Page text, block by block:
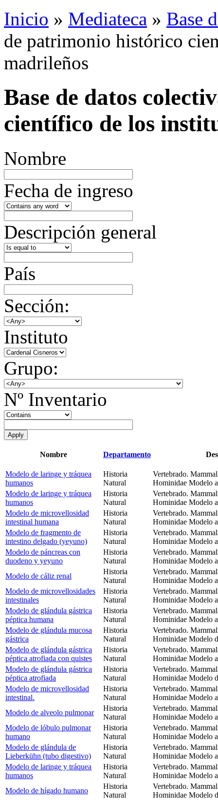
Inicio » Mediateca » Base
de patrimonio histórico
madrileños
Base de datos
científico de los
Nombre
Fecha de ingreso
Descripción general
País
Sección:
Instituto
Grupo:
Nº Inventario
Nombre Departamento
Modelo de laringe y tráquea
humanos
Historia
Natural
Vertebrado.
Hominidae Modelo
Modelo de laringe y tráquea
humanos
Historia
Natural
Vertebrado.
Hominidae Modelo
Modelo de microvellosidad
intestinal humana
Historia
Natural
Vertebrado.
Hominidae Modelo
Modelo de fragmento de
intestino delgado (yeyuno)
Historia
Natural
Vertebrado.
Hominidae Modelo
Modelo de páncreas con
duodeno y yeyuno
Historia
Natural
Vertebrado.
Hominidae Modelo
Modelo de cáliz renal
Historia
Natural
Vertebrado.
Hominidae Modelo
Modelo de microvellosidades
intestinales
Historia
Natural
Vertebrado.
Hominidae Modelo
Modelo de glándula gástrica
péptica humana
Historia
Natural
Vertebrado.
Hominidae Modelo
Modelo de glándula mucosa
gástrica
Historia
Natural
Vertebrado.
Hominidae Modelo
Modelo de glándula gástrica
péptica atrofiada con quistes
Historia
Natural
Vertebrado.
Hominidae Modelo
Modelo de glándula gástrica
péptica atrofiada
Historia
Natural
Vertebrado.
Hominidae Modelo
Modelo de microvellosidad
intestinal.
Historia
Natural
Vertebrado.
Hominidae Modelo
Modelo de alveolo pulmonar
Historia
Natural
Vertebrado.
Hominidae Modelo
Modelo de lóbulo pulmonar
humano
Historia
Natural
Vertebrado.
Hominidae Modelo
Modelo de glándula de
Lieberkühn (tubo digestivo)
Historia
Natural
Vertebrado.
Hominidae Modelo
Modelo de laringe y tráquea
humanos
Historia
Natural
Vertebrado.
Hominidae Modelo
Modelo de hígado humano
Historia
Natural
Vertebrado.
Hominidae Modelo